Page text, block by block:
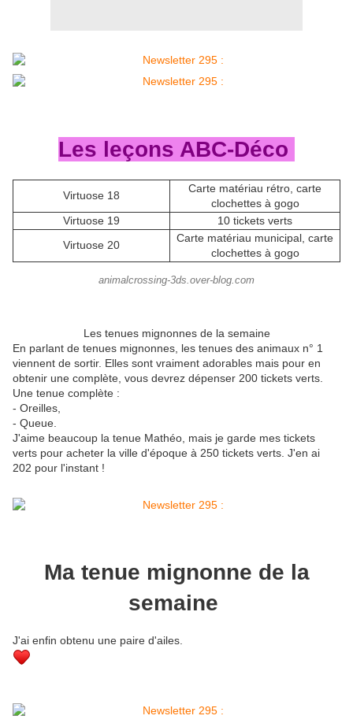
Les leçons ABC-Déco
Virtuose 18
Carte matériau rétro, carte
clochettes à gogo
Virtuose 19
10 tickets verts
Virtuose 20
Carte matériau municipal, carte
clochettes à gogo
animalcrossing-3ds.over-blog.com
Les tenues mignonnes de la semaine
En parlant de tenues mignonnes, les tenues des animaux n° 1
viennent de sortir. Elles sont vraiment adorables mais pour en
obtenir une complète, vous devrez dépenser 200 tickets verts.
Une tenue complète :
- Oreilles,
- Queue.
J'aime beaucoup la tenue Mathéo, mais je garde mes tickets
verts pour acheter la ville d'époque à 250 tickets verts. J'en ai
202 pour l'instant !
Ma tenue mignonne de la
semaine
J'ai enfin obtenu une paire d'ailes.